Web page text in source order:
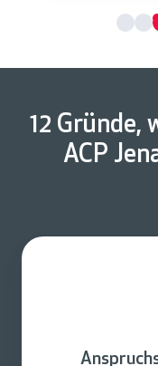
12 Gründe,
ACP